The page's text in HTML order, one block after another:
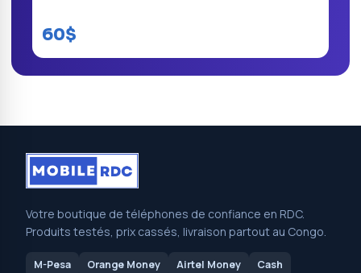
60$
Votre boutique de téléphones de confiance en RDC.
Produits testés, prix cassés, livraison partout au Congo.
M-Pesa Orange Money Airtel Money Cash